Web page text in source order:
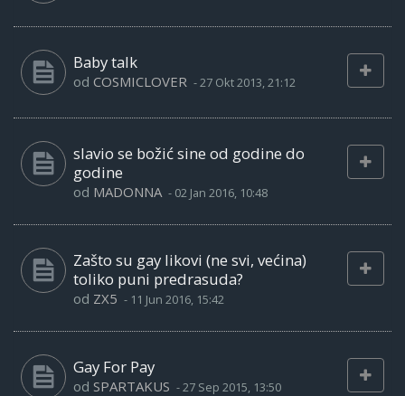
Baby talk
od COSMICLOVER -27 Okt 2013, 21:12
slavio se božić sine od godine do
godine
od MADONNA - 02 Jan 2016, 10:48
Zašto su gay likovi (ne svi, većina)
toliko puni predrasuda?
od ZX5 - 11 Jun 2016, 15:42
Gay For Pay
od SPARTAKUS -27 Sep 2015, 13:50